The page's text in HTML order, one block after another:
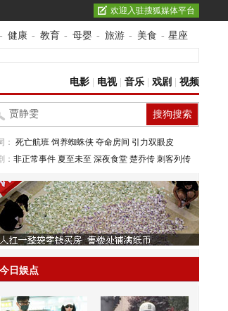
欢迎入驻搜狐媒体平台
- 健康 - 教育 - 母婴 - 旅游 - 美食 - 星座
电影 电视| 音乐 戏剧 视频
： 死亡航班 饲养蜘蛛侠 夺命房间 引力双眼皮
： 非正常事件 夏至未至 深夜食堂 楚乔传 刺客列传
今日娱点